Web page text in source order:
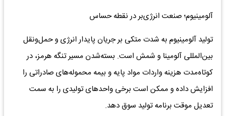
آلومینیوم؛ صنعت انرژی‌بر در نقطه حساس
تولید آلومینیوم به شدت متکی بر جریان پایدار انرژی و حمل‌ونقل
بین‌المللی آلومینا و شمش است. بسته‌شدن مسیر تنگه هرمز، در
کوتاه‌مدت هزینه واردات مواد پایه و بیمه محموله‌های صادراتی را
افزایش داده و ممکن است برخی واحدهای تولیدی را به سمت
تعدیل موقت برنامه تولید سوق دهد.